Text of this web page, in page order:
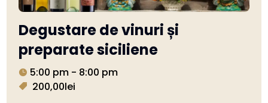
Degustare de vinuri și
preparate siciliene
5:00 pm - 8:00 pm
200,00lei